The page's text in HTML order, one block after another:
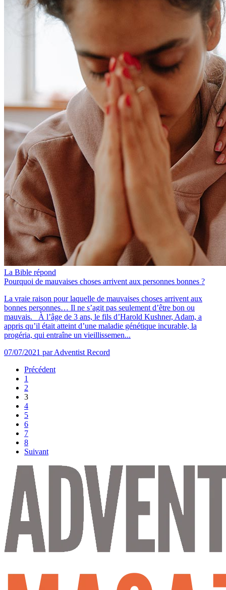
La Bible répond
Pourquoi de mauvaises choses arrivent aux personnes bonnes ?
La vraie raison pour laquelle de mauvaises choses arrivent aux
bonnes personnes… Il ne s’agit pas seulement d’être bon ou
mauvais. À l’âge de 3 ans, le fils d’Harold Kushner, Adam, a
appris qu’il était atteint d’une maladie génétique incurable, la
progéria, qui entraîne un vieillissemen...
07/07/2021 par Adventist Record
Précédent
1
2
3
4
5
6
7
8
Suivant